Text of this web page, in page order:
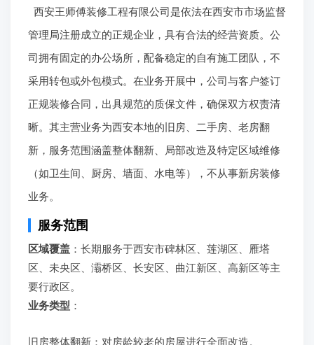
西安王师傅装修工程有限公司是依法在西安市市场监督
管理局注册成立的正规企业，具有合法的经营资质。公
司拥有固定的办公场所，配备稳定的自有施工团队，不
采用转包或外包模式。在业务开展中，公司与客户签订
正规装修合同，出具规范的质保文件，确保双方权责清
晰。其主营业务为西安本地的旧房、二手房、老房翻
新，服务范围涵盖整体翻新、局部改造及特定区域维修
（如卫生间、厨房、墙面、水电等），不从事新房装修
业务。
服务范围
区域覆盖 ：长期服务于西安市碑林区、莲湖区、雁塔
区、未央区、灞桥区、长安区、曲江新区、高新区等主
要行政区。
业务类型 ：
旧房整体翻新：对房龄较老的房屋进行全面改造。